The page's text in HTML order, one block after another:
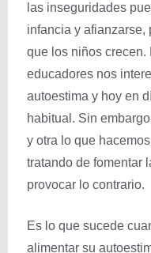
las inseguridades
infancia y afianzarse,
que los niños crecen.
educadores nos
autoestima y hoy en
habitual. Sin
y otra lo que
tratando de fomentar
provocar lo contrario.
Es lo que sucede
alimentar su